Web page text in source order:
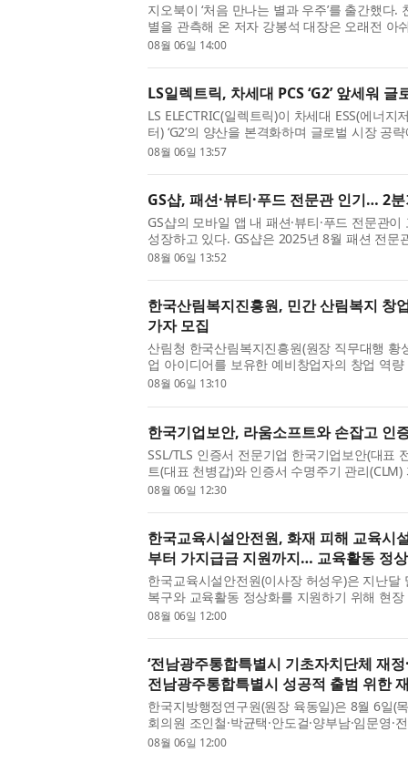
지오북이 ‘처음 만나는 별과 우주’를 출간했다
별을 관측해 온 저자 강봉석 대장은 오래전 아
이 천체망원경으로 별을 직접 보고도 기대만
08월 06일 14:00
LS일렉트릭, 차세대 PCS ‘G2’ 앞세워
LS ELECTRIC(일렉트릭)이 차세대 ESS(에너
터) ‘G2’의 양산을 본격화하며 글로벌 시장 공
일 충남 천안사업장 DC팩토리에서 구자균 회
08월 06일 13:57
GS샵, 패션·뷰티·푸드 전문관 인기… 2
GS샵의 모바일 앱 내 패션·뷰티·푸드 전문관
성장하고 있다. GS샵은 2025년 8월 패션 전문
월에는 뷰티 전문관 ‘뷰티#(샵)’과 식품 전문관
08월 06일 13:52
한국산림복지진흥원, 민간 산림복지 창
가자 모집
산림청 한국산림복지진흥원(원장 직무대행
업 아이디어를 보유한 예비창업자의 창업 역
산림복지 창업·성장 패키지 FOR:SEED(예비
08월 06일 13:10
한국기업보안, 라움소프트와 손잡고 인
SSL/TLS 인증서 전문기업 한국기업보안(대표
트(대표 천병갑)와 인증서 수명주기 관리(CLM)
출을 위한 전략적 업무협약(MOU)을 체결했다
08월 06일 12:30
한국교육시설안전원, 화재 피해 교육시
부터 가지급금 지원까지… 교육활동 정상
한국교육시설안전원(이사장 허성우)은 지난
복구와 교육활동 정상화를 지원하기 위해 현
나섰다고 밝혔다. 허성우 한국교육시설안전
08월 06일 12:00
‘전남광주통합특별시 기초자치단체 재
전남광주통합특별시 성공적 출범 위한
한국지방행정연구원(원장 육동일)은 8월 6일(
회의원 조인철·박균택·안도걸·양부남·임문영·
수구청장협의회와 ‘전남광주통합특별시 기초
08월 06일 12:00